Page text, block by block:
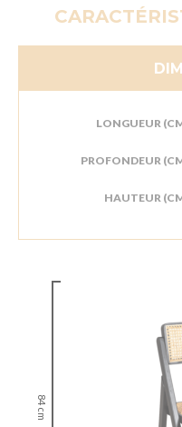
LONGUEUR
PROFONDEUR
HAUTEUR
84 cm